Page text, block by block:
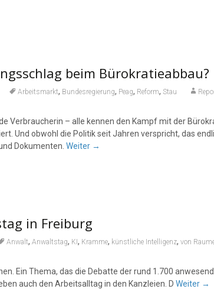
beim Bürokratieabbau?
Arbeitsmarkt, Bundesregierung, Peag, Reform, Stau
Verbraucherin – alle kennen den Kampf mit der
Und obwohl die Politik seit Jahren verspricht, das
Dokumenten. Weiter →
in Freiburg
Anwalt, Anwaltstag, KI , Kramme, künstliche Intelligenz, von
Ein Thema, das die Debatte der rund 1.700
auch den Arbeitsalltag in den Kanzleien. D Weiter →